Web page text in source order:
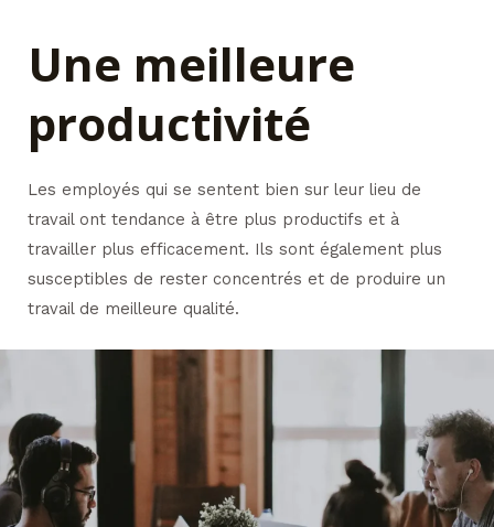
Une meilleure
productivité
Les employés qui se sentent bien sur leur lieu de
travail ont tendance à être plus productifs et à
travailler plus efficacement. Ils sont également plus
susceptibles de rester concentrés et de produire un
travail de meilleure qualité.